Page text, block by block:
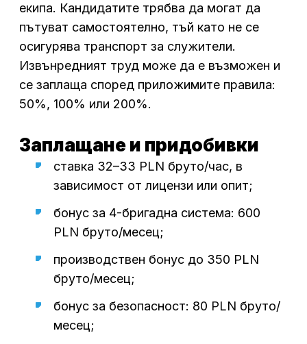
екипа. Кандидатите трябва да могат да
пътуват самостоятелно, тъй като не се
осигурява транспорт за служители.
Извънредният труд може да е възможен и
се заплаща според приложимите правила:
50%, 100% или 200%.
Заплащане и придобивки
ставка 32–33 PLN бруто/час, в
зависимост от лицензи или опит;
бонус за 4-бригадна система: 600
PLN бруто/месец;
производствен бонус до 350 PLN
бруто/месец;
бонус за безопасност: 80 PLN бруто/
месец;